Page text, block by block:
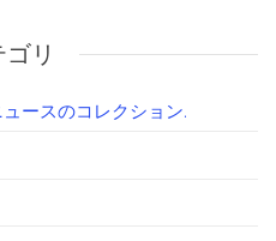
リ
ースのコレクション.